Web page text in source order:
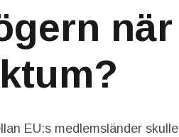
när
EU:s medlemsländer skulle